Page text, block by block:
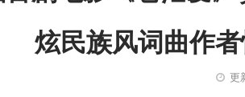
炫民族风词曲作
更